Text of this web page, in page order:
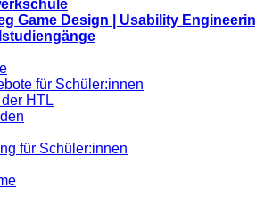
Game Design | Usability
für Schüler:innen
HTL
für Schüler:innen